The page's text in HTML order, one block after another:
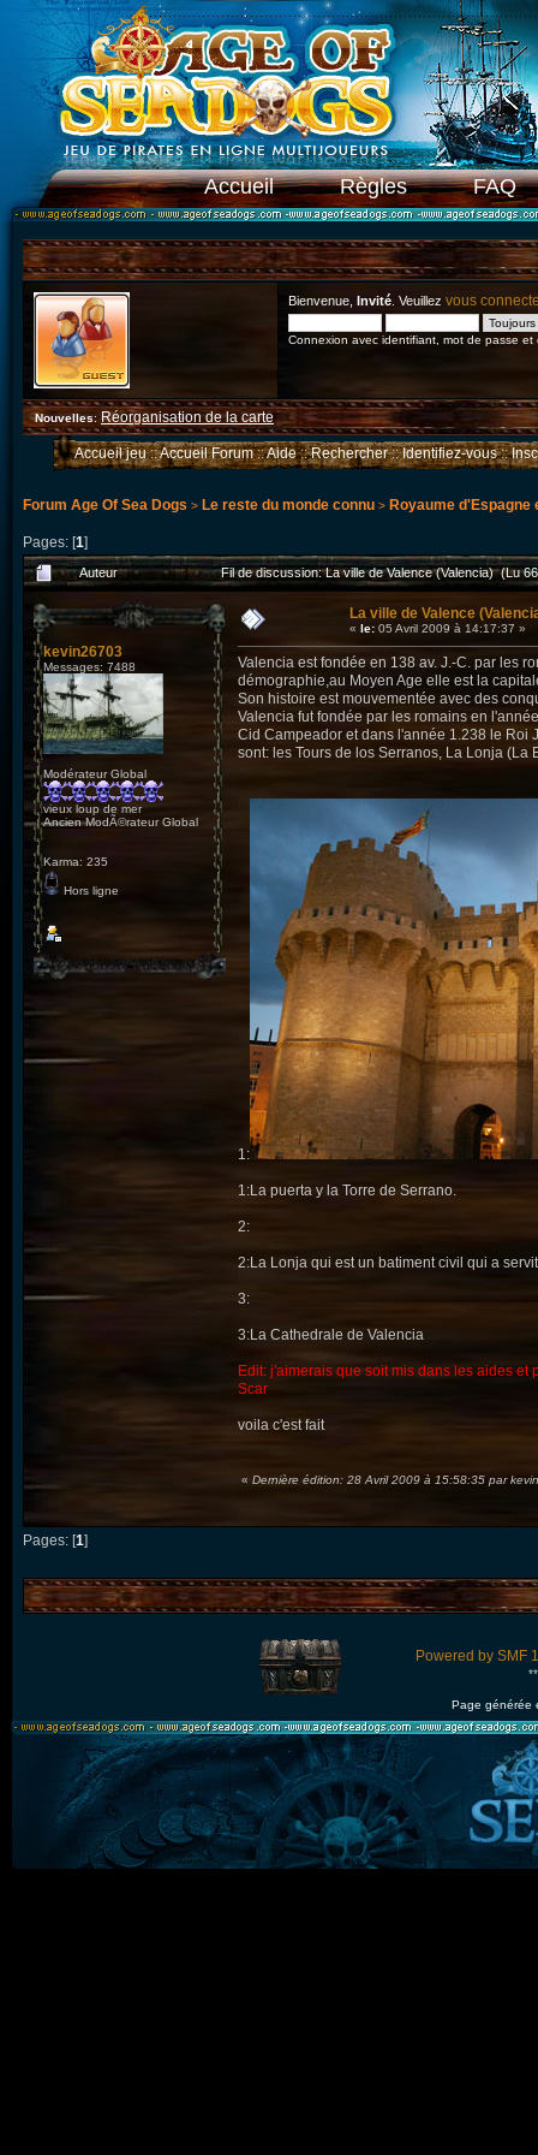
Accueil Règles FAQ
Bienvenue, Invité . Veuillez vous
Connexion avec identifiant, mot de passe et
Nouvelles: Réorganisation de la carte
Accueil jeu::Accueil Forum::Aide::Rechercher::Identifiez-vous::
Forum Age Of Sea Dogs > Le reste du monde connu > Royaume d'Espagne
Pages: [1]
Auteur Fil de discussion: La ville de Valence (Valencia) (Lu
kevin26703
Messages: 7488
Modérateur Global
vieux loup de mer
Ancien ModÃ©rateur Global
Karma: 235
Hors ligne
La ville de Valence
« le: 05 Avril 2009 à 14:17:37 »
Valencia est fondée en 138 av. J.-C. par les
démographie,au Moyen Age elle est la
Son histoire est mouvementée avec des
Valencia fut fondée par les romains en
Cid Campeador et dans l'année 1.238 le Roi
sont: les Tours de los Serranos, La Lonja (La
1:
1:La puerta y la Torre de Serrano.
2:
2:La Lonja qui est un batiment civil qui a
3:
3:La Cathedrale de Valencia
Edit: j'aimerais que soit mis dans les aides
Scar
voila c'est fait
« Dernière édition: 28 Avril 2009 à 15:58:35 par
Pages: [1]
Powered by SMF
Page générée